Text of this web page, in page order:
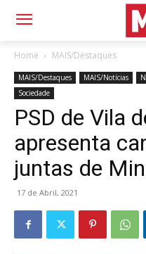
Home MAIS/Destaques
MAIS/Destaques MAIS/Notícias
Sociedade
PSD de Vila
apresenta
juntas de
17 de Abril, 2021